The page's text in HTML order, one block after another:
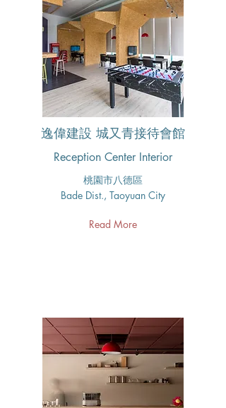
逸偉建設 城又青接待會館
Reception Center Interior
桃園市八德區
Bade Dist., Taoyuan City
Read More